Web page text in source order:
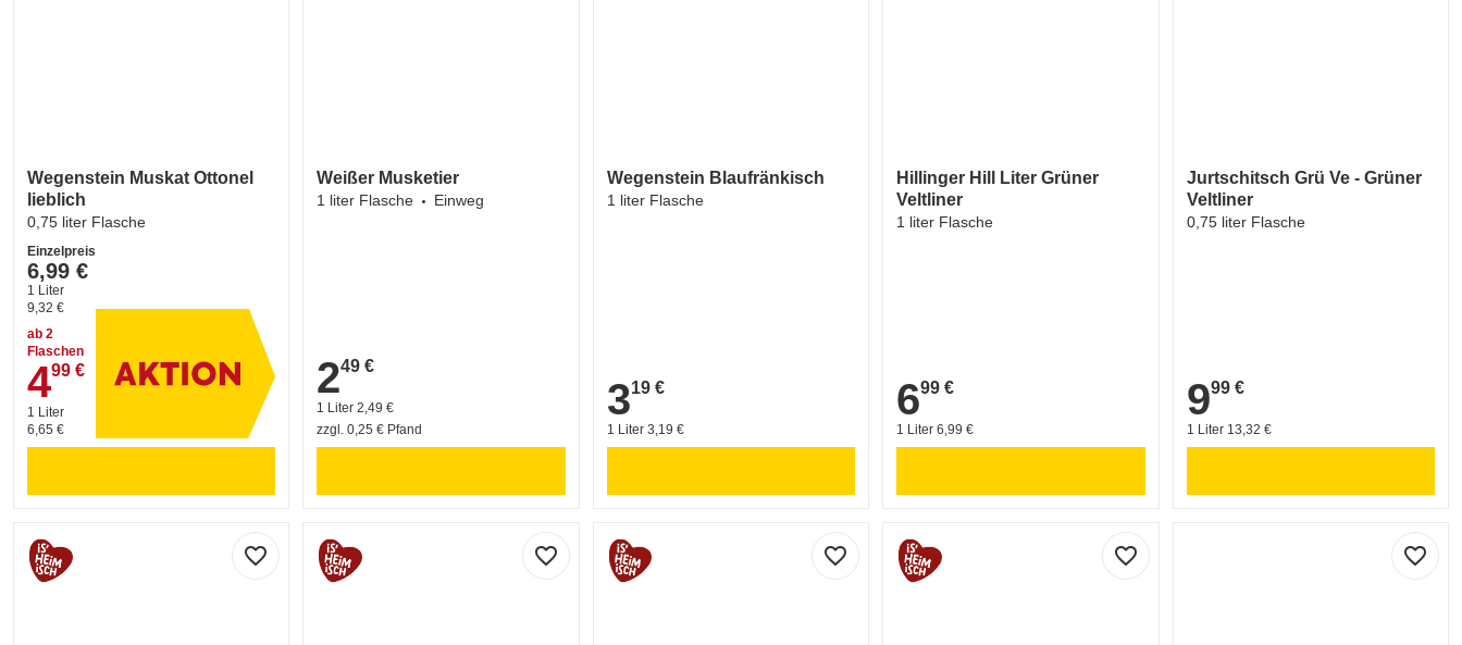
Wegenstein Muskat Ottonel
lieblich
0,75 liter Flasche
Einzelpreis
6,99 €
1 Liter
9,32 €
ab 2
Flaschen
4,99 €
499 €
1 Liter
6,65 €
Weißer Musketier
1 liter Flasche Einweg
2,49 €
249 €
1 Liter 2,49 €
zzgl. 0,25 € Pfand
Wegenstein Blaufränkisch
1 liter Flasche
3,19 €
319 €
1 Liter 3,19 €
Hillinger Hill Liter Grüner
Veltliner
1 liter Flasche
6,99 €
699 €
1 Liter 6,99 €
Jurtschitsch Grü Ve - Grüner
Veltliner
0,75 liter Flasche
9,99 €
999 €
1 Liter 13,32 €
favorite_border favorite_border favorite_border favorite_border favorite_border